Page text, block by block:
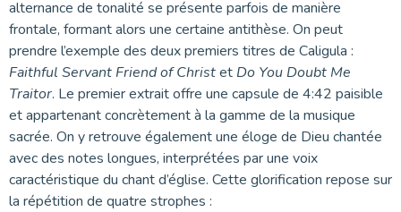
alternance de tonalité se présente parfois de manière
frontale, formant alors une certaine antithèse. On peut
prendre l’exemple des deux premiers titres de Caligula :
Faithful Servant Friend of Christet Do You Doubt Me
Traitor. Le premier extrait offre une capsule de 4:42 paisible
et appartenant concrètement à la gamme de la musique
sacrée. On y retrouve également une éloge de Dieu chantée
avec des notes longues, interprétées par une voix
caractéristique du chant d’église. Cette glorification repose sur
la répétition de quatre strophes :